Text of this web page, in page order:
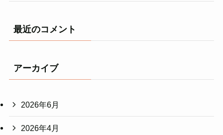
最近のコメント
アーカイブ
2026年6月
2026年4月